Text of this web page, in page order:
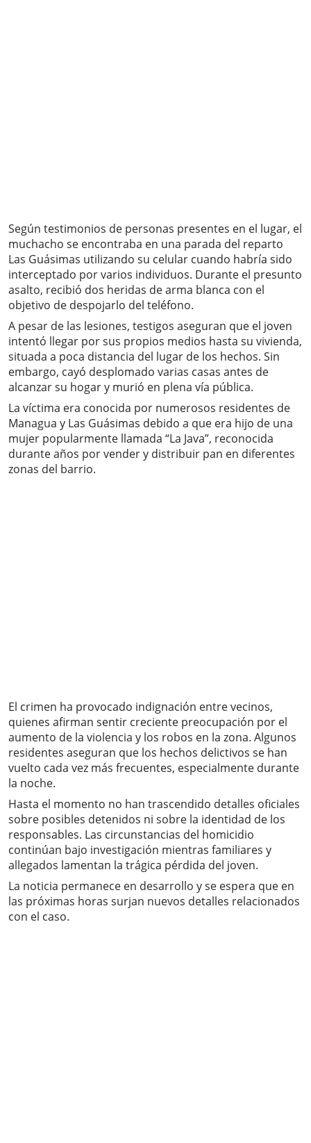
Según testimonios de personas presentes en el lugar, el
muchacho se encontraba en una parada del reparto
Las Guásimas utilizando su celular cuando habría sido
interceptado por varios individuos. Durante el presunto
asalto, recibió dos heridas de arma blanca con el
objetivo de despojarlo del teléfono.
A pesar de las lesiones, testigos aseguran que el joven
intentó llegar por sus propios medios hasta su vivienda,
situada a poca distancia del lugar de los hechos. Sin
embargo, cayó desplomado varias casas antes de
alcanzar su hogar y murió en plena vía pública.
La víctima era conocida por numerosos residentes de
Managua y Las Guásimas debido a que era hijo de una
mujer popularmente llamada “La Java”, reconocida
durante años por vender y distribuir pan en diferentes
zonas del barrio.
El crimen ha provocado indignación entre vecinos,
quienes afirman sentir creciente preocupación por el
aumento de la violencia y los robos en la zona. Algunos
residentes aseguran que los hechos delictivos se han
vuelto cada vez más frecuentes, especialmente durante
la noche.
Hasta el momento no han trascendido detalles oficiales
sobre posibles detenidos ni sobre la identidad de los
responsables. Las circunstancias del homicidio
continúan bajo investigación mientras familiares y
allegados lamentan la trágica pérdida del joven.
La noticia permanece en desarrollo y se espera que en
las próximas horas surjan nuevos detalles relacionados
con el caso.